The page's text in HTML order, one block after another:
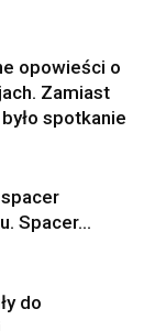
opowieści o
Zamiast
spotkanie
Spacer…
do